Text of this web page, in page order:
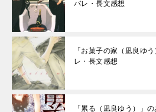
バレ・長文感想
「お菓子の家（凪良ゆ
レ・長文感想
「累る（凪良ゆう）」